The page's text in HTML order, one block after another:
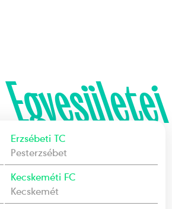
Egyesületei
Erzsébeti TC
Pesterzsébet
Kecskeméti FC
Kecskemét